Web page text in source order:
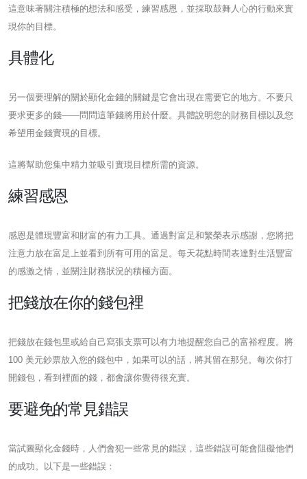
這意味著關注積極的想法和感受，練習感恩，並採取鼓舞人心的行動來實
現你的目標。
具體化
另一個要理解的關於顯化金錢的關鍵是它會出現在需要它的地方。不要只
要求更多的錢——問問這筆錢將用於什麼。具體說明您的財務目標以及您
希望用金錢實現的目標。
這將幫助您集中精力並吸引實現目標所需的資源。
練習感恩
感恩是體現豐富和財富的有力工具。通過對富足和繁榮表示感謝，您將把
注意力放在富足上並看到所有可用的富足。每天花點時間表達對生活豐富
的感激之情，並關注財務狀況的積極方面。
把錢放在你的錢包裡
把錢放在錢包里或給自己寫張支票可以有力地提醒您自己的富裕程度。將
100 美元鈔票放入您的錢包中，如果可以的話，將其留在那兒。每次你打
開錢包，看到裡面的錢，都會讓你覺得很充實。
要避免的常見錯誤
當試圖顯化金錢時，人們會犯一些常見的錯誤，這些錯誤可能會阻礙他們
的成功。以下是一些錯誤：